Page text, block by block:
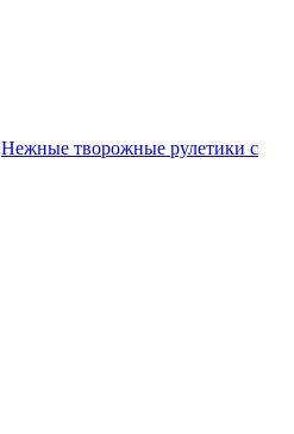
Нежные творожные рулетики с